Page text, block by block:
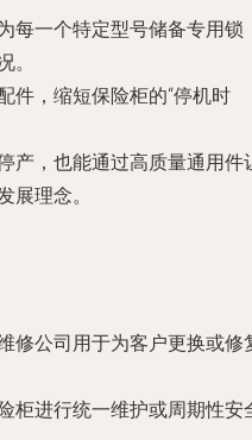
每一个特定型号储备专用锁
。
件，缩短保险柜的“停机时
产，也能通过高质量通用件
展理念。
修公司用于为客户更换或修
柜进行统一维护或周期性安